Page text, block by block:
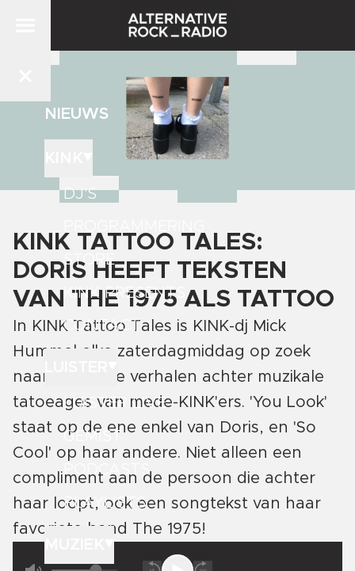
NIEUWS
DJ'S
STORE
KINK PRESENTS
CONTACT
LUISTER LIVE
GEMIST
PODCASTS
PLAYLISTS
KINK TATTOO TALES:
DORIS HEEFT TEKSTEN
VAN THE 1975 ALS TATTOO
In KINK Tattoo Tales is KINK-dj Mick
Hummel elke zaterdagmiddag op zoek
naar de mooie verhalen achter muzikale
tatoeages van mede-KINK'ers. 'You Look'
staat op de ene enkel van Doris, en 'So
Cool' op haar andere. Niet alleen een
compliment aan de persoon die achter
haar loopt, ook een songtekst van haar
favoriete band The 1975!